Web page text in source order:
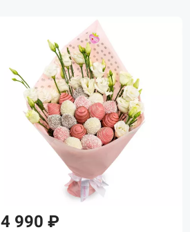
4 990 ₽